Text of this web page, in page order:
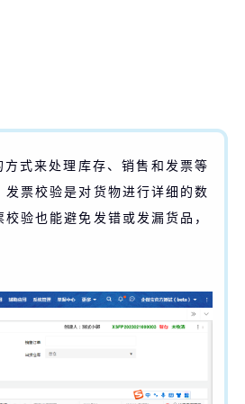
式来处理库存、销售和发票等
发票校验是对货物进行详细的数
验也能避免发错或发漏货品，